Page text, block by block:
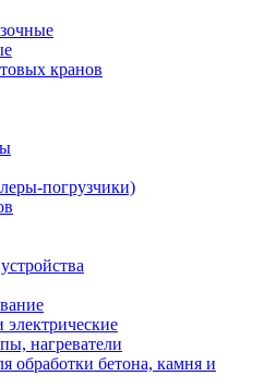
кранов
погрузчики)
электрические
нагреватели
обработки бетона, камня и